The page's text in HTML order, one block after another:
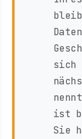
sich
ist
Sie